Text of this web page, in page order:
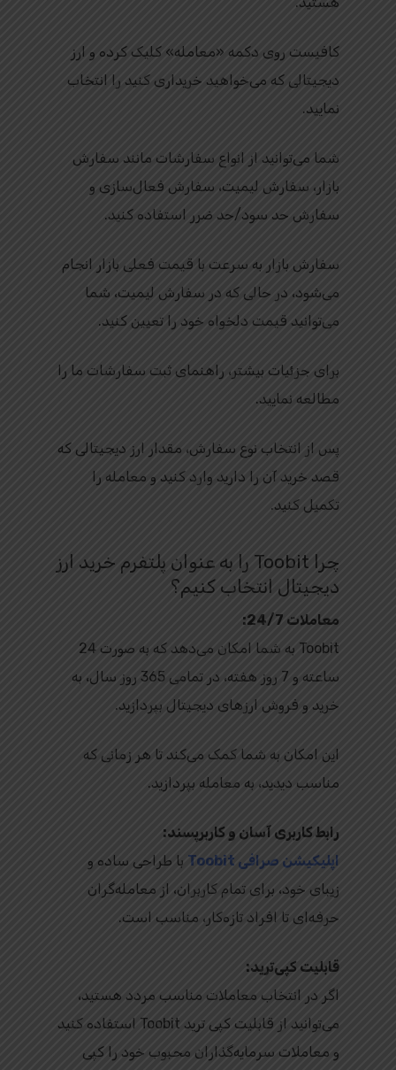
کافیست روی دکمه «معامله» کلیک کرده و ارز
دیجیتالی که می‌خواهید خریداری کنید را انتخاب
نمایید.
شما می‌توانید از انواع سفارشات مانند سفارش
بازار، سفارش لیمیت، سفارش فعال‌سازی و
سفارش حد سود/حد ضرر استفاده کنید.
سفارش بازار به سرعت با قیمت فعلی بازار انجام
می‌شود، در حالی که در سفارش لیمیت، شما
می‌توانید قیمت دلخواه خود را تعیین کنید.
برای جزئیات بیشتر، راهنمای ثبت سفارشات ما را
مطالعه نمایید.
پس از انتخاب نوع سفارش، مقدار ارز دیجیتالی که
قصد خرید آن را دارید وارد کنید و معامله را
تکمیل کنید.
چرا Toobit را به عنوان پلتفرم خرید ارز
دیجیتال انتخاب کنیم؟
معاملات 24/7:
Toobit به شما امکان می‌دهد که به صورت 24
ساعته و 7 روز هفته، در تمامی 365 روز سال، به
خرید و فروش ارزهای دیجیتال بپردازید.
این امکان به شما کمک می‌کند تا هر زمانی که
مناسب دیدید، به معامله بپردازید.
رابط کاربری آسان و کاربرپسند:
اپلیکیشن صرافی Toobit
با طراحی ساده و
زیبای خود، برای تمام کاربران، از معامله‌گران
حرفه‌ای تا افراد تازه‌کار، مناسب است.
قابلیت کپی‌ترید:
اگر در انتخاب معاملات مناسب مردد هستید،
می‌توانید از قابلیت کپی‌ ترید Toobit استفاده کنید
و معاملات سرمایه‌گذاران محبوب خود را کپی